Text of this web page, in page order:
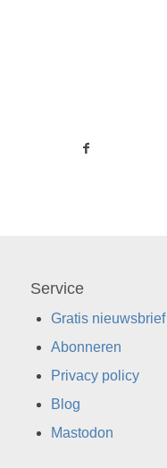
Service
Gratis nieuwsbrief
Abonneren
Privacy policy
Blog
Mastodon